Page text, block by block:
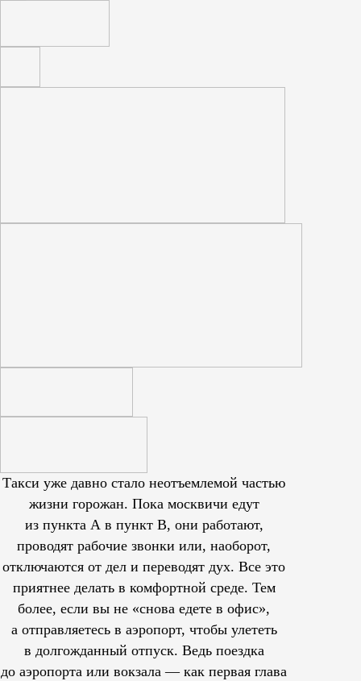
Такси уже давно стало неотъемлемой частью
жизни горожан. Пока москвичи едут
из пункта А в пункт В, они работают,
проводят рабочие звонки или, наоборот,
отключаются от дел и переводят дух. Все это
приятнее делать в комфортной среде. Тем
более, если вы не «снова едете в офис»,
а отправляетесь в аэропорт, чтобы улететь
в долгожданный отпуск. Ведь поездка
до аэропорта или вокзала — как первая глава